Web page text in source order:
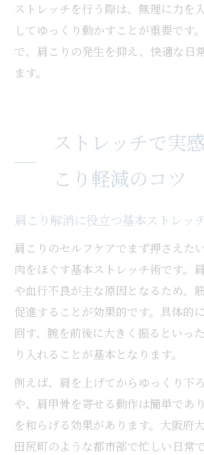
ストレッチを行う際は、無理に力を
してゆっくり動かすことが重要です
で、肩こりの発生を抑え、快適な日
ます。
ストレッチで実
こり軽減のコツ
肩こり解消に役立つ基本ストレッ
肩こりのセルフケアでまず押さえた
肉をほぐす基本ストレッチ術です。
や血行不良が主な原因となるため、
促進することが効果的です。具体的
回す、腕を前後に大きく振るといっ
り入れることが基本となります。
例えば、肩を上げてからゆっくり下
や、肩甲骨を寄せる動作は簡単であ
を和らげる効果があります。大阪府
田尻町のような都市部で忙しい日常